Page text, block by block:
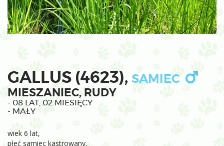
GALLUS (4623), SAMIEC
MIESZANIEC, RUDY
- 08 LAT, 02 MIESIĘCY
- MAŁY
wiek 6 lat,
płeć samiec kastrowany,